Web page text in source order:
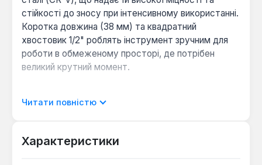
стійкості до зносу при інтенсивному використанні.
Коротка довжина (38 мм) та квадратний
хвостовик 1/2" роблять інструмент зручним для
роботи в обмеженому просторі, де потрібен
великий крутний момент.
Універсальне застосування:
придатною для автомобільних сервісів,
Читати повністю
Характеристики